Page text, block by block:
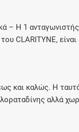
– H 1
CLARITYNE, είναι
και καλώς. Η
αλλά